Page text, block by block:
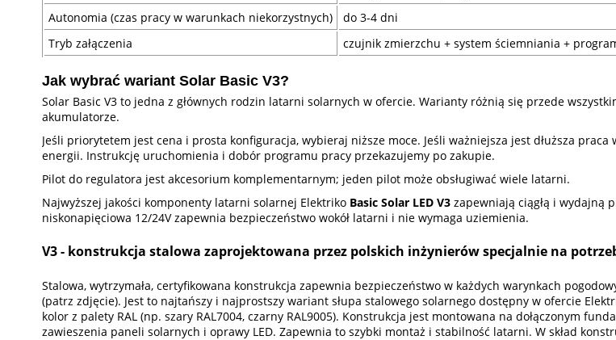
Autonomia (czas pracy w warunkach niekorzystnych)
do 3-4 dni
Tryb załączenia
czujnik zmierzchu + system ściemniania +
Jak wybrać wariant Solar Basic V3?
Solar Basic V3 to jedna z głównych rodzin latarni solarnych w ofercie. Warianty różnią się przede
akumulatorze.
Jeśli priorytetem jest cena i prosta konfiguracja, wybieraj niższe moce. Jeśli ważniejsza jest dłuższa
energii. Instrukcję uruchomienia i dobór programu pracy przekazujemy po zakupie.
Pilot do regulatora jest akcesorium komplementarnym; jeden pilot może obsługiwać wiele latarni.
Najwyższej jakości komponenty latarni solarnej Elektriko Basic Solar LED V3 zapewniają ciągłą i wydajną
niskonapięciowa 12/24V zapewnia bezpieczeństwo wokół latarni i nie wymaga uziemienia.
V3 - konstrukcja stalowa zaprojektowana przez polskich inżynierów specjalnie na
Stalowa, wytrzymała, certyfikowana konstrukcja zapewnia bezpieczeństwo w każdych warynkach
(patrz zdjęcie). Jest to najtańszy i najprostszy wariant słupa stalowego solarnego dostępny w ofercie
kolor z palety RAL (np. szary RAL7004, czarny RAL9005). Konstrukcja jest montowana na dołączonym
zawieszenia paneli solarnych i oprawy LED. Zapewnia to szybki montaż i stabilność latarni. W skład